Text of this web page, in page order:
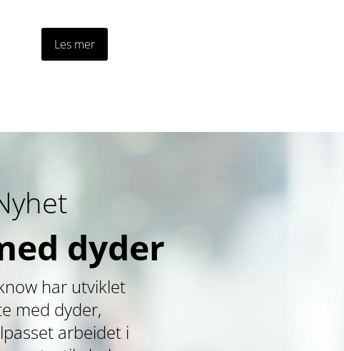
Les mer
dyder
har utviklet
med dyder,
arbeidet i